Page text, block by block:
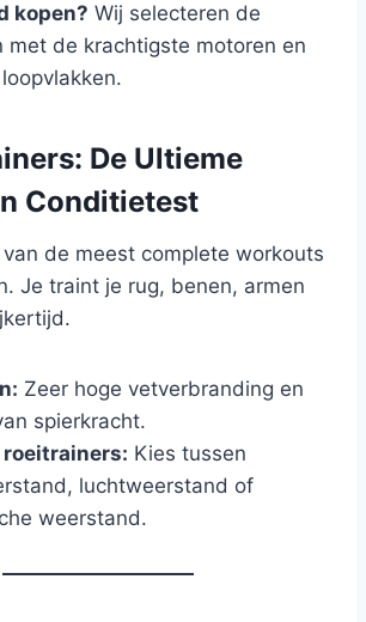
kopen? Wij selecteren de
met de krachtigste motoren en
De Ultieme
Conditietest
van de meest complete workouts
Je traint je rug, benen, armen
Zeer hoge vetverbranding en
spierkracht.
Kies tussen
luchtweerstand of
weerstand.